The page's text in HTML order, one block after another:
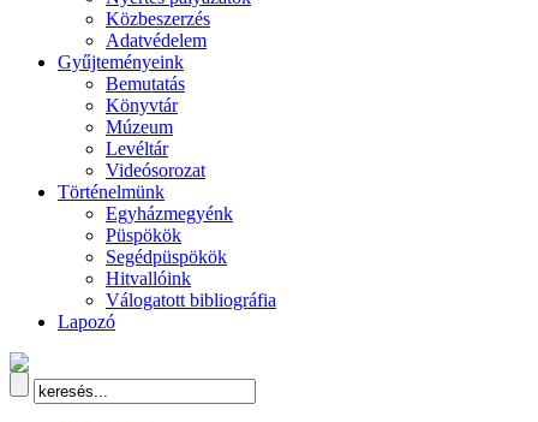
Közbeszerzés
Adatvédelem
Gyűjteményeink
Bemutatás
Könyvtár
Múzeum
Levéltár
Videósorozat
Történelmünk
Egyházmegyénk
Püspökök
Segédpüspökök
Hitvallóink
Válogatott bibliográfia
Lapozó